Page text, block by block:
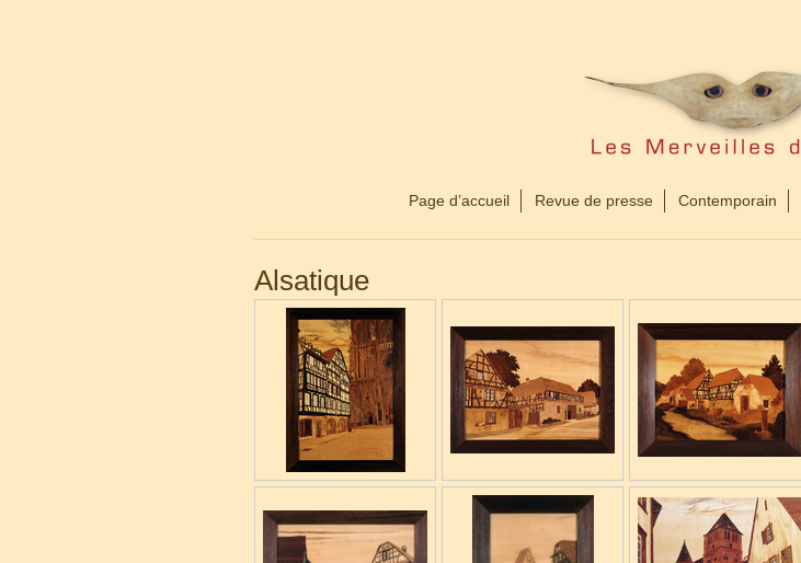
Page d’accueil Revue de presse Contemporain
Alsatique